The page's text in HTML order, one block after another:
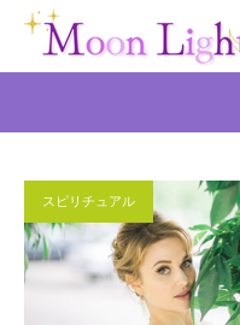
スピリチュアル